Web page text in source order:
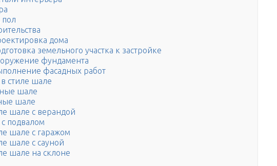
пол
дома
земельного участка к застройке
фундамента
фасадных работ
стиле шале
шале
шале
шале с верандой
подвалом
шале с гаражом
шале с сауной
шале на склоне